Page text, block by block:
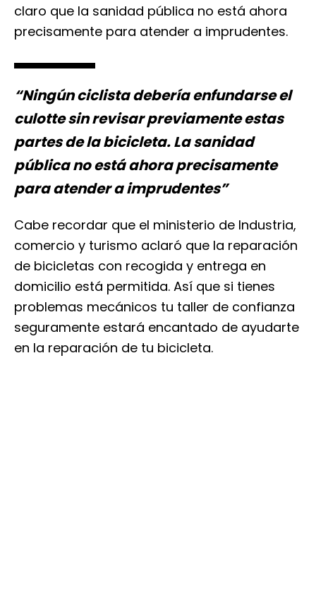
claro que la sanidad pública no está ahora
precisamente para atender a imprudentes.
“Ningún ciclista debería enfundarse el
culotte sin revisar previamente estas
partes de la bicicleta. La sanidad
pública no está ahora precisamente
para atender a imprudentes”
Cabe recordar que el ministerio de Industria,
comercio y turismo aclaró que la reparación
de bicicletas con recogida y entrega en
domicilio está permitida. Así que si tienes
problemas mecánicos tu taller de confianza
seguramente estará encantado de ayudarte
en la reparación de tu bicicleta.